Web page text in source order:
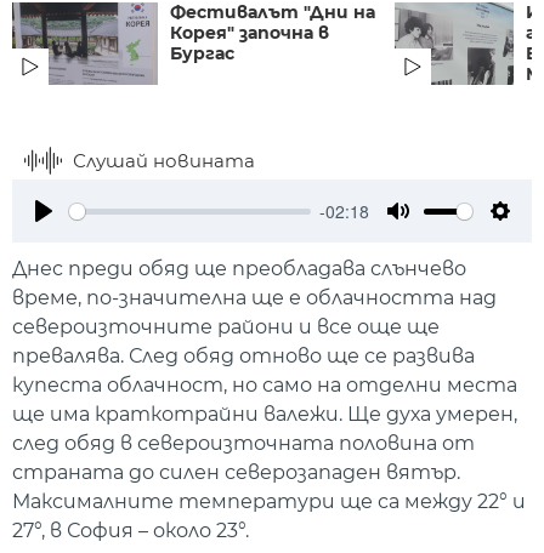
Фестивалът "Дни на
Корея" започна в
Бургас
Слушай новината
-02:18
Днес преди обяд ще преобладава слънчево
време, по-значителна ще е облачността над
североизточните райони и все още ще
превалява. След обяд отново ще се развива
купеста облачност, но само на отделни места
ще има краткотрайни валежи. Ще духа умерен,
след обяд в североизточната половина от
страната до силен северозападен вятър.
Максималните температури ще са между 22° и
27°, в София – около 23°.